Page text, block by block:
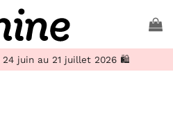
24 juin au 21 juillet 2026 🛍️